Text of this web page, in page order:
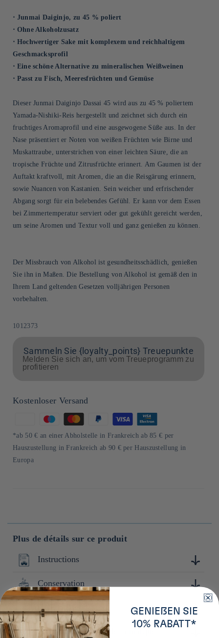
⋅ Junmai Daiginjo, zu 45 % poliert
⋅ Ohne Alkoholzusatz
⋅ Hochwertiger Sake mit komplexem und reichhaltigem
Geschmacksprofil
⋅ Eine schöne Alternative zu mineralischen Weißweinen
⋅ Passt zu Fisch, Meeresfrüchten und Gemüse
Dieser Junmai Daiginjo Dassai 45 wird aus zu 45 % poliertem
Yamada-Nishiki-Reis hergestellt und zeichnet sich durch ein
fruchtiges Aromaprofil und eine ausgewogene Süße aus. In der
Nase präsentiert er Noten von weißen Früchten wie Birne und
Muskattraube, unterstrichen von einer leichten Säure, die an
tropische Früchte und Zitrusfrüchte erinnert. Am Gaumen ist der
Auftakt kraftvoll, mit Aromen, die an die Reisgärung erinnern,
sowie Nuancen von Kastanien. Sein weicher und erfrischender
Abgang sorgt für ein belebendes Gefühl. Er kann vor dem Essen
bei Zimmertemperatur serviert oder gut gekühlt gereicht werden,
um seine Aromen und Textur voll und ganz genießen zu können.
Der Missbrauch von Alkohol ist gesundheitsschädlich, genießen
Sie ihn in Maßen. Die Bestellung von Alkohol ist gemäß den in
Ihrem Land geltenden Gesetzen volljährigen Personen
vorbehalten.
SKU:
1012373
Sammeln Sie {loyalty_points} Treuepunkte
Melden Sie sich an, um vom Treueprogramm zu
profitieren
Kostenloser Versand
Zahlungsmethoden
*ab 50 € an einer Abholstelle in Frankreich ab 85 € per
Hauszustellung in Frankreich ab 90 € per Hauszustellung in
Europa
Plus de détails sur ce produit
Instructions
Servir frais et dans un verre à vin
Conservation
Conserver à l'abri de la lumière et de la chaleur. Après
ouverture : Conserver au frais, refermé hermétiquement.
Consommer rapidement.
Composition
Riz (Yamadanishiki (Japon)), riz koji (Japon)
Préfecture d'origine de la marque
GENIEßEN SIE
10% RABATT*